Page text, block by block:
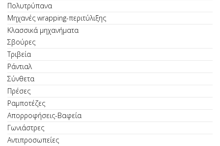
Πολυτρύπανα
Μηχανές wrapping-περιτύλιξης
Κλασσικά μηχανήματα
Σβούρες
Τριβεία
Ράντιαλ
Σύνθετα
Πρέσες
Ραμποτέζες
Απορροφήσεις-Βαφεία
Γωνιάστρες
Αντιπροσωπείες